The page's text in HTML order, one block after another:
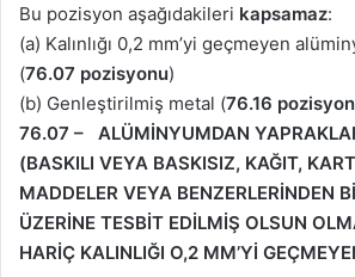
Bu pozisyon aşağıdakileri kapsamaz:
(a) Kalınlığı 0,2 mm’yi geçmeyen
(76.07 pozisyonu)
(b) Genleştirilmiş metal (76.16
76.07 – ALÜMİNYUMDAN
(BASKILI VEYA BASKISIZ, KAĞIT,
MADDELER VEYA BENZERLERİNDEN
ÜZERİNE TESBİT EDİLMİŞ OLSUN
HARİÇ KALINLIĞI O,2 MM’Yİ